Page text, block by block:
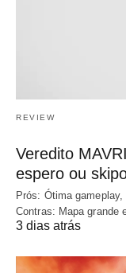
REVIEW
Veredito
espero ou
Prós: Ótima
Contras: Mapa
3 dias atrás